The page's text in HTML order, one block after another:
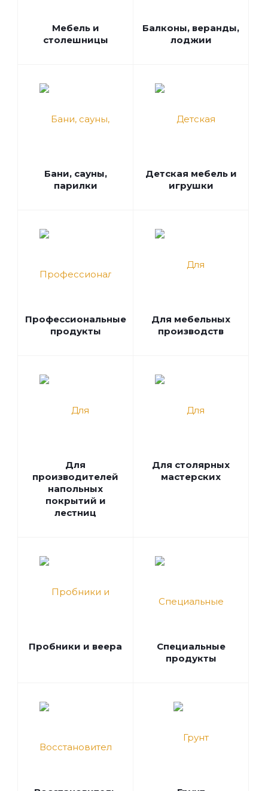
Мебель и
столешницы
Балконы, веранды,
лоджии
Бани, сауны,
парилки
Детская мебель и
игрушки
Профессиональные
продукты
Для мебельных
производств
Для
производителей
напольных
покрытий и
лестниц
Для столярных
мастерских
Пробники и веера
Специальные
продукты